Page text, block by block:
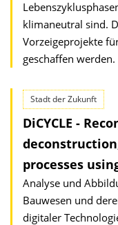
klimaneutral sind.
Vorzeigeprojekte
geschaffen werden.
Stadt der Zukunft
DiCYCLE -
processes
Analyse und
Bauwesen und
digitaler